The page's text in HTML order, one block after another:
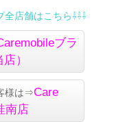
店舗はこちら⇩⇩⇩
ブラ
）
様は⇒Care
南店